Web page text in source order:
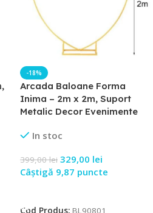
-18%
Arcada Baloane Forma
Inima – 2m x 2m, Suport
Metalic Decor Evenimente
In stoc
399,00lei 329,00 lei
Câștigă 9,87 puncte
Cod Produs: BL90801